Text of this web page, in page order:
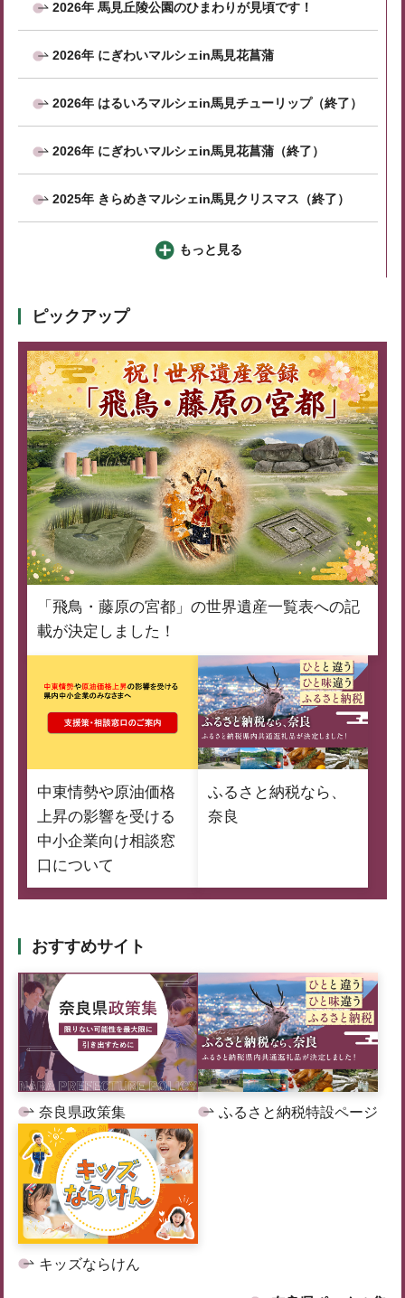
2026年 馬見丘陵公園のひまわりが見頃です！
2026年 にぎわいマルシェin馬見花菖蒲
2026年 はるいろマルシェin馬見チューリップ（終了）
2026年 にぎわいマルシェin馬見花菖蒲（終了）
2025年 きらめきマルシェin馬見クリスマス（終了）
もっと見る
ピックアップ
「飛鳥・藤原の宮都」の世界遺産一覧表への記
載が決定しました！
中東情勢や原油価格
上昇の影響を受ける
中小企業向け相談窓
口について
ふるさと納税なら、
奈良
おすすめサイト
奈良県政策集 ふるさと納税特設ページ
キッズならけん